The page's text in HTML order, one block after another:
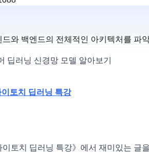
와 백엔드의 전체적인 아키텍처를 파
딥러닝 신경망 모델 알아보기
토치 딥러닝 특강
이토치 딥러닝 특강》에서 재미있는 글